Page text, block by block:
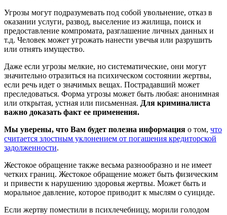
Угрозы могут подразумевать под собой увольнение, отказ в
оказании услуги, развод, выселение из жилища, поиск и
предоставление компромата, разглашение личных данных и
т.д. Человек может угрожать нанести увечья или разрушить
или отнять имущество.
Даже если угрозы мелкие, но систематические, они могут
значительно отразиться на психическом состоянии жертвы,
если речь идет о значимых вещах. Пострадавший может
преследоваться. Форма угрозы может быть любая: анонимная
или открытая, устная или письменная. Для криминалиста
важно доказать факт ее применения.
Мы уверены, что Вам будет полезна информация о том, что
считается злостным уклонением от погашения кредиторской
задолженности.
Жестокое обращение также весьма разнообразно и не имеет
четких границ. Жестокое обращение может быть физическим
и привести к нарушению здоровья жертвы. Может быть и
моральное давление, которое приводит к мыслям о суициде.
Если жертву поместили в психлечебницу, морили голодом